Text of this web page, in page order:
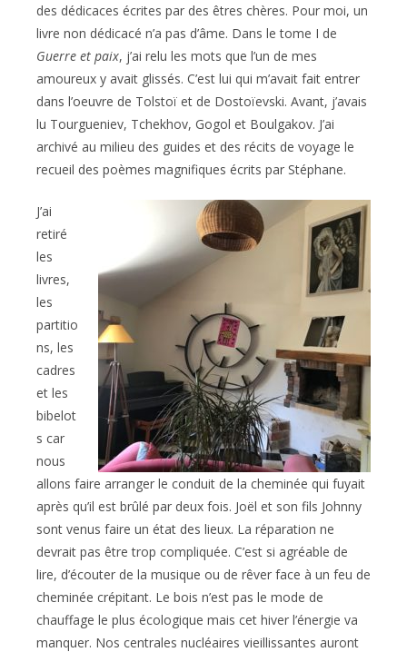
des dédicaces écrites par des êtres chères. Pour moi, un
livre non dédicacé n’a pas d’âme. Dans le tome I de
Guerre et paix, j’ai relu les mots que l’un de mes
amoureux y avait glissés. C’est lui qui m’avait fait entrer
dans l’oeuvre de Tolstoï et de Dostoïevski. Avant, j’avais
lu Tourgueniev, Tchekhov, Gogol et Boulgakov. J’ai
archivé au milieu des guides et des récits de voyage le
recueil des poèmes magnifiques écrits par Stéphane.
J’ai
retiré
les
livres,
les
partitio
ns, les
cadres
et les
bibelot
s car
nous
allons faire arranger le conduit de la cheminée qui fuyait
après qu’il est brûlé par deux fois. Joël et son fils Johnny
sont venus faire un état des lieux. La réparation ne
devrait pas être trop compliquée. C’est si agréable de
lire, d’écouter de la musique ou de rêver face à un feu de
cheminée crépitant. Le bois n’est pas le mode de
chauffage le plus écologique mais cet hiver l’énergie va
manquer. Nos centrales nucléaires vieillissantes auront